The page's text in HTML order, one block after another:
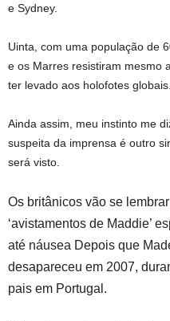
e Sydney.
Uinta, com uma população de
e os Marres resistiram mesmo
ter levado aos holofotes globais.
Ainda assim, meu instinto me
suspeita da imprensa é outro
será visto.
Os britânicos vão se
‘avistamentos de Maddie’
até náusea Depois que
desapareceu em 2007,
pais em Portugal.